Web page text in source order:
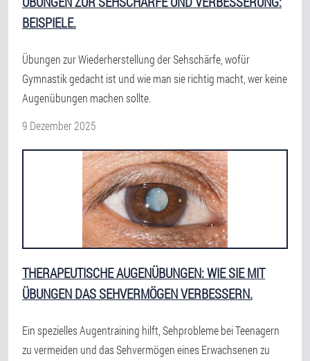
BEISPIELE.
Übungen zur Wiederherstellung der Sehschärfe, wofür
Gymnastik gedacht ist und wie man sie richtig macht, wer keine
Augenübungen machen sollte.
9 Dezember 2025
THERAPEUTISCHE AUGENÜBUNGEN: WIE SIE MIT
ÜBUNGEN DAS SEHVERMÖGEN VERBESSERN.
Ein spezielles Augentraining hilft, Sehprobleme bei Teenagern
zu vermeiden und das Sehvermögen eines Erwachsenen zu